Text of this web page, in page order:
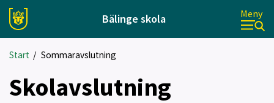
Bälinge skola Meny
Start / Sommaravslutning
Skolavslutning